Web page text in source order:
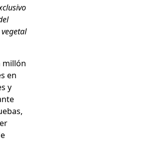
millón
en
y